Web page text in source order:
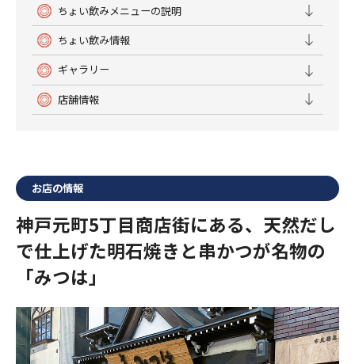
ちょい飲みメニューの説明
ちょい飲み情報
ギャラリー
店舗情報
お店の情報
神戸元町5丁目商店街にある、天然だし
で仕上げた明石焼きと串かつが名物の
「みつは」